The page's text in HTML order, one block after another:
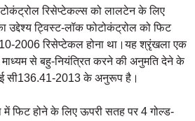
रिसेप्टेकल्स को लालटेन के लिए
उद्देश्य ट्विस्ट-लॉक फोटोकंट्रोल को फिट
2006 रिसेप्टेकल होना था।यह श्रृंखला एक
से बहु-नियंत्रित करने की अनुमति देने के
सी136.41-2013 के अनुरूप है।
फिट होने के लिए ऊपरी सतह पर 4 गोल्ड-